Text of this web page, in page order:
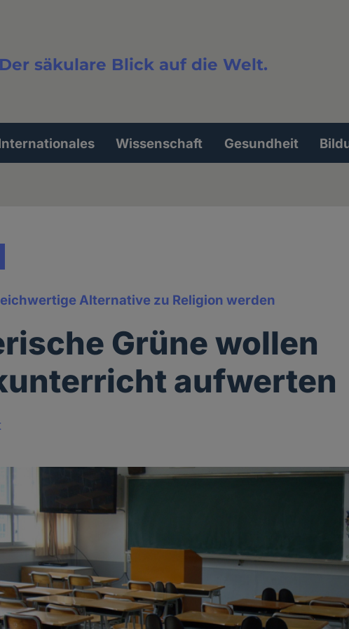
Der säkulare Blick auf die Welt.
Wissenschaft Gesundheit
Alternative zu Religion werden
Grüne wollen
aufwerten